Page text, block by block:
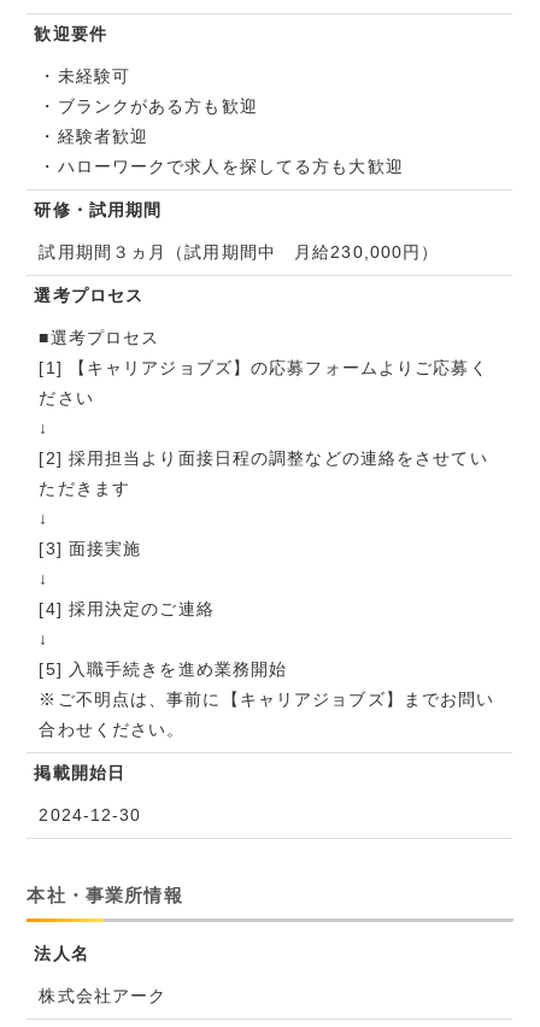
歓迎要件
・未経験可
・ブランクがある方も歓迎
・経験者歓迎
・ハローワークで求人を探してる方も大歓迎
研修・試用期間
試用期間３ヵ月（試用期間中 月給230,000円）
選考プロセス
■選考プロセス
[1] 【キャリアジョブズ】の応募フォームよりご応募く
ださい
↓
[2] 採用担当より面接日程の調整などの連絡をさせてい
ただきます
↓
[3] 面接実施
↓
[4] 採用決定のご連絡
↓
[5] 入職手続きを進め業務開始
※ご不明点は、事前に【キャリアジョブズ】までお問い
合わせください。
掲載開始日
2024-12-30
本社・事業所情報
法人名
株式会社アーク